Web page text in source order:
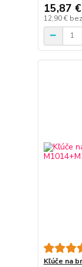
15,87 €
12,90 €
Kľúče na